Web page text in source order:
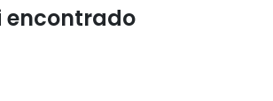
encontrado